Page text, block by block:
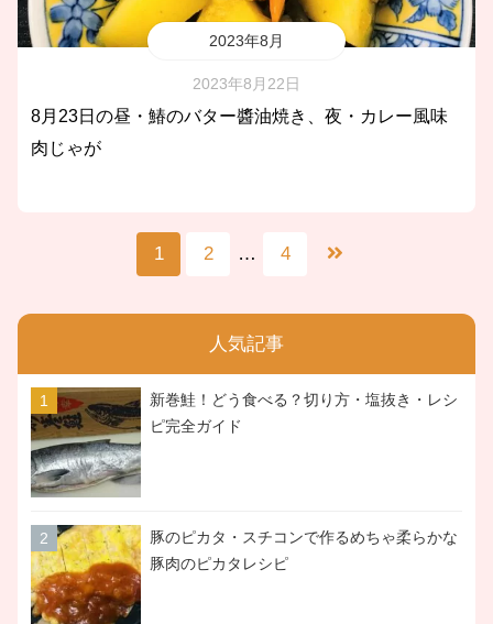
2023年8月
2023年8月22日
8月23日の昼・鰆のバター醬油焼き、夜・カレー風味
肉じゃが
1 2 … 4
人気記事
新巻鮭！どう食べる？切り方・塩抜き・レシ
ピ完全ガイド
豚のピカタ・スチコンで作るめちゃ柔らかな
豚肉のピカタレシピ